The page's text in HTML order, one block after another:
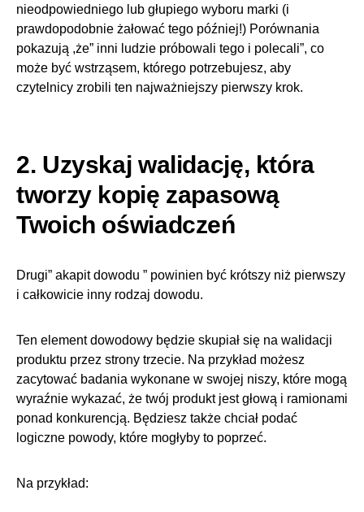
nieodpowiedniego lub głupiego wyboru marki (i
prawdopodobnie żałować tego później!) Porównania
pokazują ,że” inni ludzie próbowali tego i polecali”, co
może być wstrząsem, którego potrzebujesz, aby
czytelnicy zrobili ten najważniejszy pierwszy krok.
2. Uzyskaj walidację, która
tworzy kopię zapasową
Twoich oświadczeń
Drugi” akapit dowodu ” powinien być krótszy niż pierwszy
i całkowicie inny rodzaj dowodu.
Ten element dowodowy będzie skupiał się na walidacji
produktu przez strony trzecie. Na przykład możesz
zacytować badania wykonane w swojej niszy, które mogą
wyraźnie wykazać, że twój produkt jest głową i ramionami
ponad konkurencją. Będziesz także chciał podać
logiczne powody, które mogłyby to poprzeć.
Na przykład: